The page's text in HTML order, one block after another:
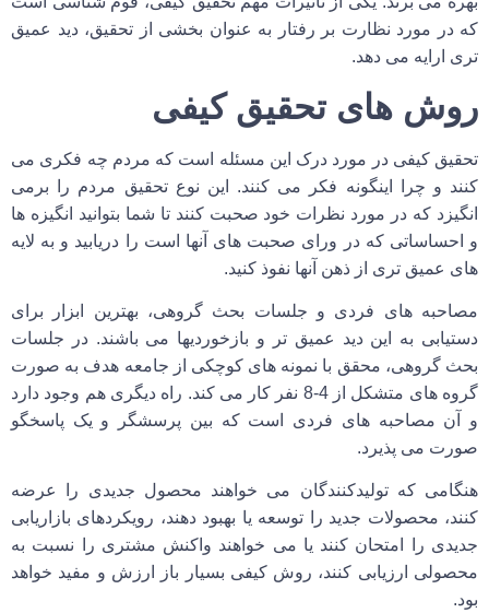
که در مورد نظارت بر رفتار به عنوان بخشی از تحقیق، دید عمیق
تری ارایه می دهد.
روش های تحقیق کیفی
تحقیق کیفی در مورد درک این مسئله است که مردم چه فکری می
کنند و چرا اینگونه فکر می کنند. این نوع تحقیق مردم را برمی
انگیزد که در مورد نظرات خود صحبت کنند تا شما بتوانید انگیزه ها
و احساساتی که در ورای صحبت های آنها است را دریابید و به لایه
های عمیق تری از ذهن آنها نفوذ کنید.
مصاحبه های فردی و جلسات بحث گروهی، بهترین ابزار برای
دستیابی به این دید عمیق تر و بازخوردیها می باشند. در جلسات
بحث گروهی، محقق با نمونه های کوچکی از جامعه هدف به صورت
گروه های متشکل از 4-8 نفر کار می کند. راه دیگری هم وجود دارد
و آن مصاحبه های فردی است که بین پرسشگر و یک پاسخگو
صورت می پذیرد.
هنگامی که تولیدکنندگان می خواهند محصول جدیدی را عرضه
کنند، محصولات جدید را توسعه یا بهبود دهند، رویکردهای بازاریابی
جدیدی را امتحان کنند یا می خواهند واکنش مشتری را نسبت به
محصولی ارزیابی کنند، روش کیفی بسیار باز ارزش و مفید خواهد
بود.